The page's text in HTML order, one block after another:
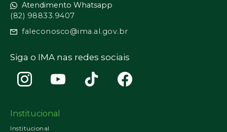
Atendimento Whatsapp
(82) 98833.9407
faleconosco@ima.al.gov.br
Siga o IMA nas redes sociais
Institucional
Institucional